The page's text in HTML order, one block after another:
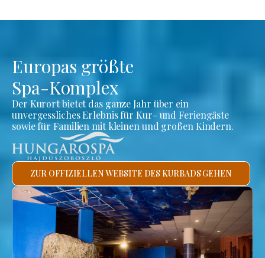
Europas größte
Spa-Komplex
Der Kurort bietet das ganze Jahr über ein
unvergessliches Erlebnis für Kur- und Feriengäste
sowie für Familien mit kleinen und großen Kindern.
ZUR OFFIZIELLEN WEBSITE DES KURBADS GEHEN